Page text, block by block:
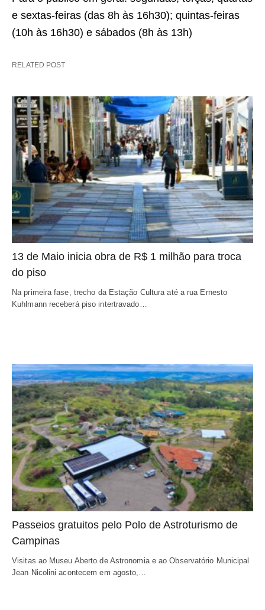
e sextas-feiras (das 8h às 16h30); quintas-feiras
(10h às 16h30) e sábados (8h às 13h)
RELATED POST
13 de Maio inicia obra de R$ 1 milhão para troca
do piso
Na primeira fase, trecho da Estação Cultura até a rua Ernesto
Kuhlmann receberá piso intertravado…
Passeios gratuitos pelo Polo de Astroturismo de
Campinas
Visitas ao Museu Aberto de Astronomia e ao Observatório Municipal
Jean Nicolini acontecem em agosto,…